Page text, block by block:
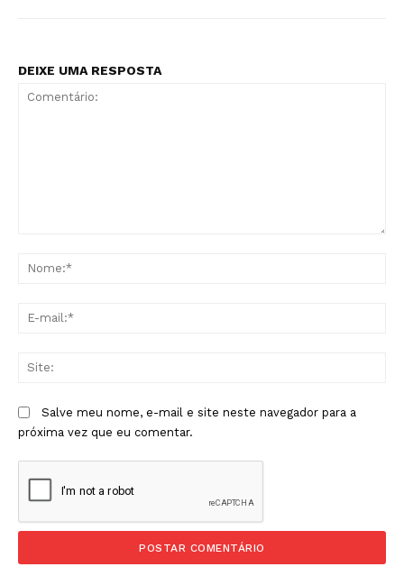
DEIXE UMA RESPOSTA
Salve meu nome, e-mail e site neste navegador para a
próxima vez que eu comentar.